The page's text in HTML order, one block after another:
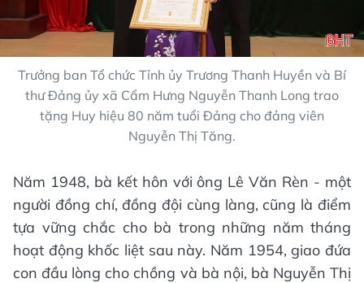
Trưởng ban Tổ chức Tỉnh ủy Trương Thanh Huyền và Bí
thư Đảng ủy xã Cẩm Hưng Nguyễn Thanh Long trao
tặng Huy hiệu 80 năm tuổi Đảng cho đảng viên
Nguyễn Thị Tăng.
Năm 1948, bà kết hôn với ông Lê Văn Rèn - một
người đồng chí, đồng đội cùng làng, cũng là điểm
tựa vững chắc cho bà trong những năm tháng
hoạt động khốc liệt sau này. Năm 1954, giao đứa
con đầu lòng cho chồng và bà nội, bà Nguyễn Thị